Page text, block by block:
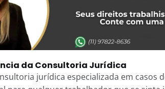
da Consultoria Jurídica
jurídica especializada em casos